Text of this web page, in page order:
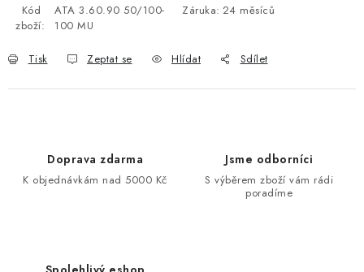
Kód
zboží:
ATA 3.60.90 50/100-
100 MU
Záruka: 24 měsíců
Tisk Zeptat se Hlídat Sdílet
Doprava zdarma
K objednávkám nad 5000 Kč
Jsme odborníci
S výběrem zboží vám rádi
poradíme